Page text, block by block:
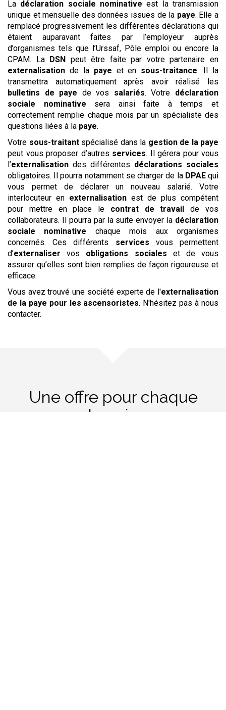
La déclaration sociale nominative est la transmission
unique et mensuelle des données issues de la paye. Elle a
remplacé progressivement les différentes déclarations qui
étaient auparavant faites par l’employeur auprès
d’organismes tels que l’Urssaf, Pôle emploi ou encore la
CPAM. La
DSN
peut être faite par votre partenaire en
externalisation de la paye et en sous-traitance. Il la
transmettra automatiquement après avoir réalisé les
bulletins de paye de vos salariés. Votre déclaration
sociale nominative sera ainsi faite à temps et
correctement remplie chaque mois par un spécialiste des
questions liées à la paye.
Votre sous-traitantspécialisé dans la gestion de la paye
peut vous proposer d’autres services. Il gérera pour vous
l’externalisation des différentes déclarations sociales
obligatoires. Il pourra notamment se charger de la DPAEqui
vous permet de déclarer un nouveau salarié. Votre
interlocuteur en externalisation est de plus compétent
pour mettre en place le contrat de travail
de vos
collaborateurs. Il pourra par la suite envoyer la déclaration
sociale nominative chaque mois aux organismes
concernés. Ces différents services vous permettent
d’externaliser vos obligations sociales et de vous
assurer qu’elles sont bien remplies de façon rigoureuse et
efficace.
Vous avez trouvé une société experte de l'externalisation
de la paye pour les ascensoristes. N'hésitez pas à nous
contacter.
Une offre pour chaque
besoin